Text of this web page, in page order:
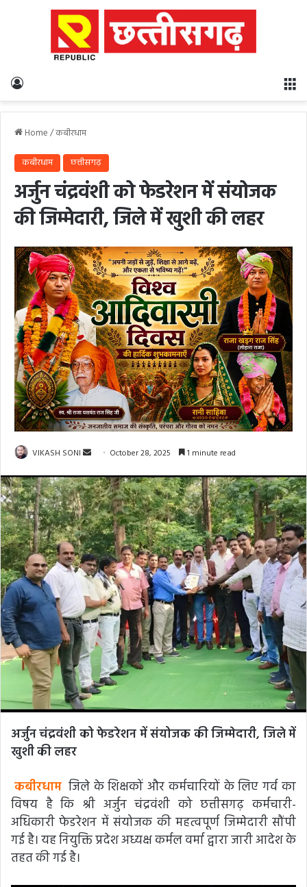
Home/कबीरधाम
कबीरधाम छत्तीसगढ़
अर्जुन चंद्रवंशी को फेडरेशन में संयोजक
की जिम्मेदारी, जिले में खुशी की लहर
VIKASH SONI
Send
email
October 28, 2025 1 minute read
अर्जुन चंद्रवंशी को फेडरेशन में संयोजक की जिम्मेदारी, जिले में
खुशी की लहर
कबीरधाम जिले के शिक्षकों और कर्मचारियों के लिए गर्व का
विषय है कि श्री अर्जुन चंद्रवंशी को छत्तीसगढ़ कर्मचारी-
अधिकारी फेडरेशन में संयोजक की महत्वपूर्ण जिम्मेदारी सौंपी
गई है। यह नियुक्ति प्रदेश अध्यक्ष कर्मल वर्मा द्वारा जारी आदेश के
तहत की गई है।